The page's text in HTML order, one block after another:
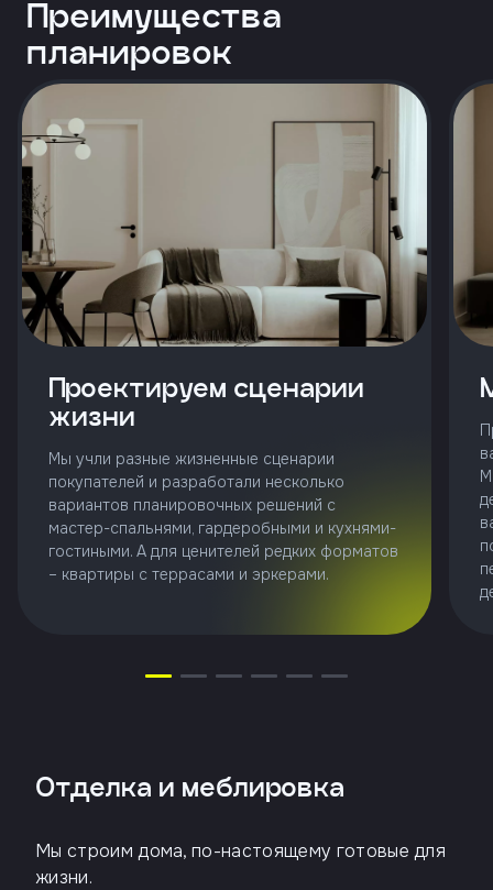
Преимущества
планировок
Проектируем сценарии
жизни
Мы учли разные жизненные сценарии
покупателей и разработали несколько
вариантов планировочных решений с
мастер-спальнями, гардеробными и кухнями-
гостиными. А для ценителей редких форматов
– квартиры с террасами и эркерами.
Отделка и меблировка
Мы строим дома, по-настоящему готовые для
жизни.
условиями
политики
(343)
71-10